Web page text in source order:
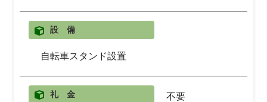
設 備
自転車スタンド設置
礼 金 不要